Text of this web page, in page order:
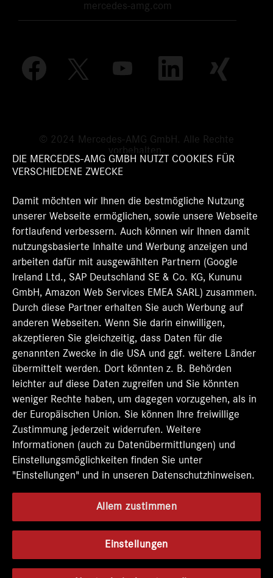
mercedes-amg.com
W
n
e
e
u
e
n
R
e
g
i
s
e
r
k
a
r
t
g
e
ö
f
f
n
e
t
.
W
e
n
e
n
e
u
e
R
e
g
s
t
r
k
a
r
t
e
g
e
ö
f
f
n
e
.
e
i
n
e
e
u
e
n
R
g
i
s
e
r
a
r
t
g
e
ö
f
f
n
e
t
.
W
r
e
i
n
e
u
e
n
R
g
i
s
e
r
a
r
t
g
e
ö
f
f
n
t
.
e
i
n
e
u
e
n
R
e
g
i
s
e
r
a
r
t
g
e
ö
f
n
.
© 2024 Mercedes-AMG GmbH. Alle Rechte
vorbehalten.
DIE MERCEDES-AMG GMBH NUTZT COOKIES FÜR
VERSCHIEDENE ZWECKE
Damit möchten wir Ihnen die bestmögliche Nutzung
unserer Webseite ermöglichen, sowie unsere Webseite
fortlaufend verbessern. Auch können wir Ihnen damit
nutzungsbasierte Inhalte und Werbung anzeigen und
arbeiten dafür mit ausgewählten Partnern (Google
Ireland Ltd., SAP Deutschland SE & Co. KG, Kununu
GmbH, Amazon Web Services EMEA SARL) zusammen.
Durch diese Partner erhalten Sie auch Werbung auf
anderen Webseiten. Wenn Sie darin einwilligen,
akzeptieren Sie gleichzeitig, dass Daten für die
genannten Zwecke in die USA und ggf. weitere Länder
übermittelt werden. Dort könnten z. B. Behörden
leichter auf diese Daten zugreifen und Sie könnten
weniger Rechte haben, um dagegen vorzugehen, als in
der Europäischen Union. Sie können Ihre freiwillige
Zustimmung jederzeit widerrufen. Weitere
Informationen (auch zu Datenübermittlungen) und
Einstellungsmöglichkeiten finden Sie unter
"Einstellungen" und in unseren Datenschutzhinweisen.
Allem zustimmen
Einstellungen